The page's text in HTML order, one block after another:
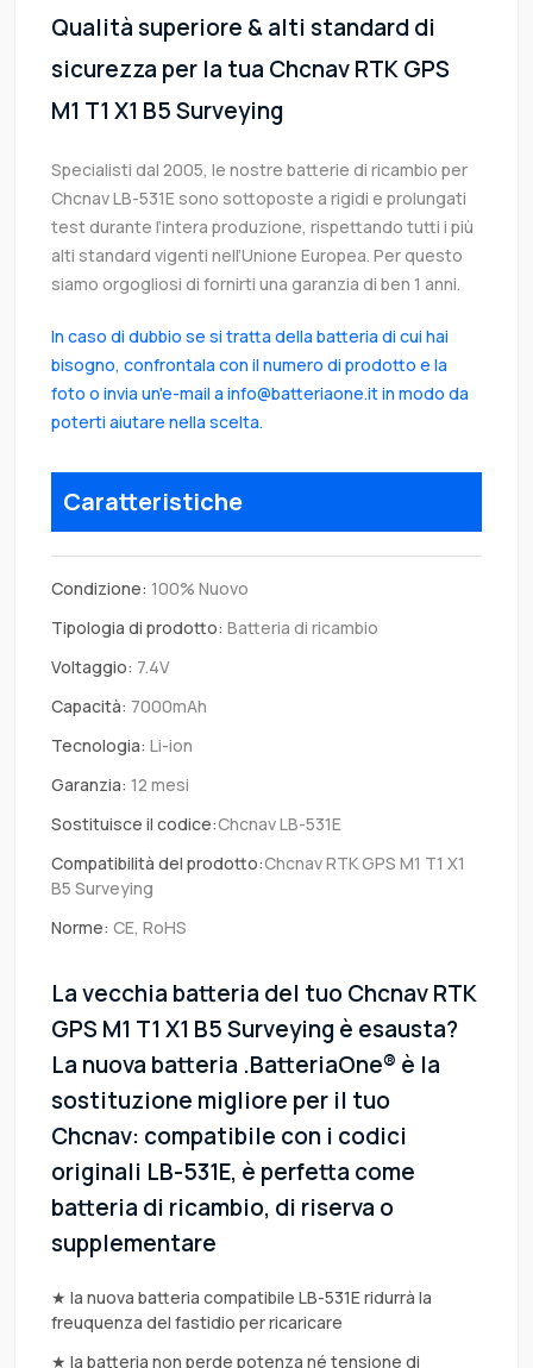
Qualità superiore & alti standard di
sicurezza per la tua Chcnav RTK GPS
M1 T1 X1 B5 Surveying
Specialisti dal 2005, le nostre batterie di ricambio per
Chcnav LB-531E sono sottoposte a rigidi e prolungati
test durante l’intera produzione, rispettando tutti i più
alti standard vigenti nell’Unione Europea. Per questo
siamo orgogliosi di fornirti una garanzia di ben 1 anni.
In caso di dubbio se si tratta della batteria di cui hai
bisogno, confrontala con il numero di prodotto e la
foto o invia un'e-mail a info@batteriaone.it in modo da
poterti aiutare nella scelta.
Caratteristiche
Condizione: 100% Nuovo
Tipologia di prodotto: Batteria di ricambio
Voltaggio: 7.4V
Capacità: 7000mAh
Tecnologia: Li-ion
Garanzia: 12 mesi
Sostituisce il codice:Chcnav LB-531E
Compatibilità del prodotto:Chcnav RTK GPS M1 T1 X1
B5 Surveying
Norme: CE, RoHS
La vecchia batteria del tuo Chcnav RTK
GPS M1 T1 X1 B5 Surveying è esausta?
La nuova batteria .BatteriaOne® è la
sostituzione migliore per il tuo
Chcnav: compatibile con i codici
originali LB-531E, è perfetta come
batteria di ricambio, di riserva o
supplementare
★ la nuova batteria compatibile LB-531E ridurrà la
freuquenza del fastidio per ricaricare
★ la batteria non perde potenza né tensione di